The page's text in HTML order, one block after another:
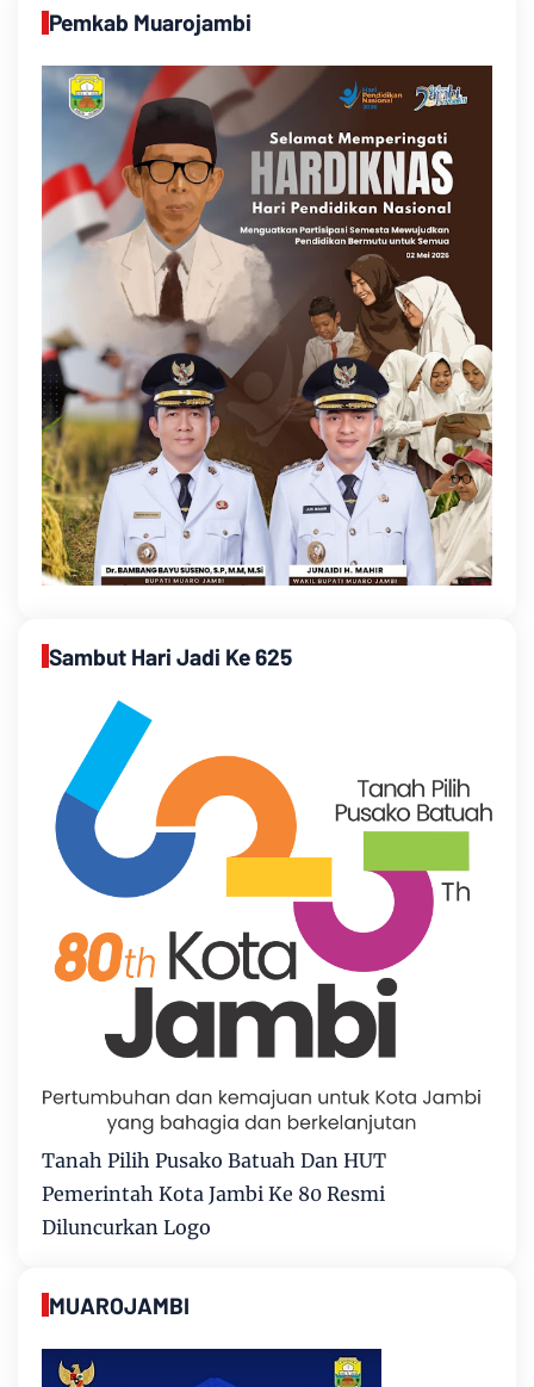
Pemkab Muarojambi
Sambut Hari Jadi Ke 625
Tanah Pilih Pusako Batuah Dan HUT
Pemerintah Kota Jambi Ke 80 Resmi
Diluncurkan Logo
MUAROJAMBI